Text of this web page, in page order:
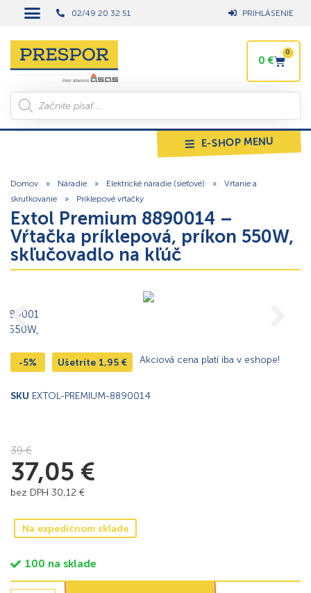
02/49 20 32 51 PRIHLÁSENIE
0 €
0
E-SHOP MENU
Domov » Náradie » Elektrické náradie (sieťové) »
Vŕtanie a
skrutkovanie
» Príklepové vŕtačky
Extol Premium 8890014 –
Vŕtačka príklepová, príkon 550W,
skľučovadlo na kľúč
-5% Ušetríte 1,95 € Akciová cena platí iba v eshope!
SKU EXTOL-PREMIUM-8890014
39€
37,05 €
bez DPH 30,12 €
Na expedičnom sklade
100 na sklade